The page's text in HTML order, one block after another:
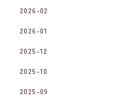
2026-02
2026-01
2025-12
2025-10
2025-09